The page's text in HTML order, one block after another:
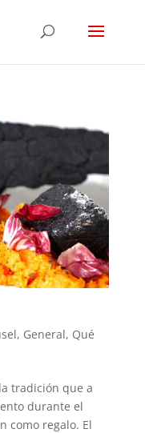
, General, Qué
la tradición que a
durante el
como regalo. El